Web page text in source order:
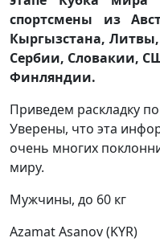
спортсмены из
Кыргызстана,
Сербии, Словакии,
Финляндии.
Приведем раскладку
Уверены, что эта
очень многих
миру.
Мужчины, до 60 кг
Azamat Asanov (KYR)